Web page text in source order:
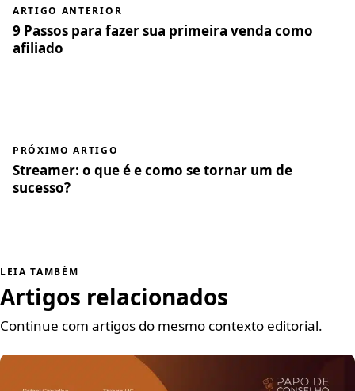
ARTIGO ANTERIOR
9 Passos para fazer sua primeira venda como
afiliado
PRÓXIMO ARTIGO
Streamer: o que é e como se tornar um de
sucesso?
LEIA TAMBÉM
Artigos relacionados
Continue com artigos do mesmo contexto editorial.